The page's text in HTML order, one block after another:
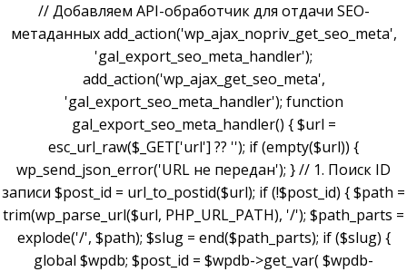
// Добавляем API-обработчик для отдачи SEO-
метаданных add_action('wp_ajax_nopriv_get_seo_meta',
'gal_export_seo_meta_handler');
add_action('wp_ajax_get_seo_meta',
'gal_export_seo_meta_handler'); function
gal_export_seo_meta_handler() { $url =
esc_url_raw($_GET['url'] ?? ''); if (empty($url)) {
wp_send_json_error('URL не передан'); } // 1. Поиск ID
записи $post_id = url_to_postid($url); if (!$post_id) { $path =
trim(wp_parse_url($url, PHP_URL_PATH), '/'); $path_parts =
explode('/', $path); $slug = end($path_parts); if ($slug) {
global $wpdb; $post_id = $wpdb->get_var( $wpdb-